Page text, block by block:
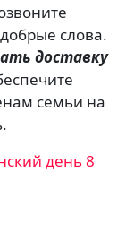
слова.
доставку
семьи на
день 8